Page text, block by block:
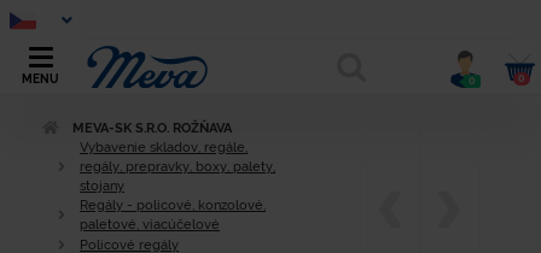
MENU 0 0
MEVA-SK S.R.O. ROŽŇAVA
Vybavenie skladov, regále,
regály, prepravky, boxy, palety,
stojany
Regály - policové, konzolové,
paletové, viacúčelové
Policové regály